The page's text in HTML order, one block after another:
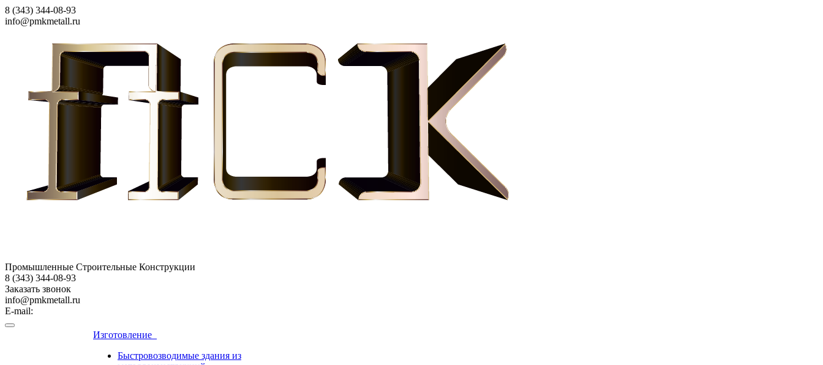
8 (343) 344-08-93
info@pmkmetall.ru
Промышленные Строительные Конструкции
8 (343) 344-08-93
Заказать звонок
info@pmkmetall.ru
E-mail:
Изготовление
Быстровозводимые здания из